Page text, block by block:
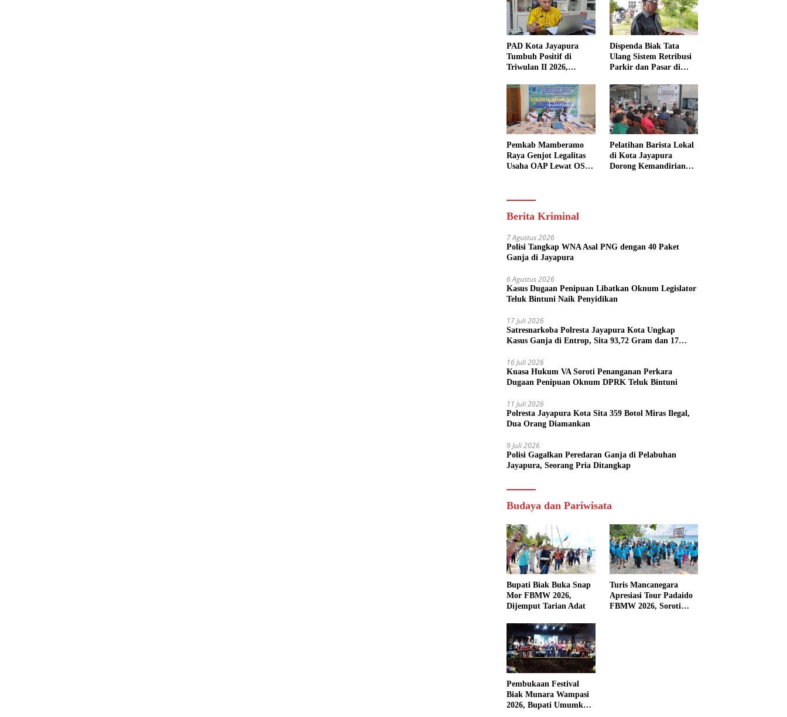
PAD Kota Jayapura
Tumbuh Positif di
Triwulan II 2026,
Target
Dispenda Biak Tata
Ulang Sistem Retribusi
Parkir dan Pasar di
Pemkab Mamberamo
Raya Genjot Legalitas
Usaha OAP Lewat OSS,
Pelatihan Barista Lokal
di Kota Jayapura
Dorong Kemandirian
Berita Kriminal
7 Agustus 2026
Polisi Tangkap WNA Asal PNG dengan 40 Paket
Ganja di Jayapura
6 Agustus 2026
Kasus Dugaan Penipuan Libatkan Oknum Legislator
Teluk Bintuni Naik Penyidikan
17 Juli 2026
Satresnarkoba Polresta Jayapura Kota Ungkap
Kasus Ganja di Entrop, Sita 93,72 Gram dan 17
16 Juli 2026
Kuasa Hukum VA Soroti Penanganan Perkara
Dugaan Penipuan Oknum DPRK Teluk Bintuni
11 Juli 2026
Polresta Jayapura Kota Sita 359 Botol Miras Ilegal,
Dua Orang Diamankan
9 Juli 2026
Polisi Gagalkan Peredaran Ganja di Pelabuhan
Jayapura, Seorang Pria Ditangkap
Budaya dan Pariwisata
Bupati Biak Buka Snap
Mor FBMW 2026,
Dijemput Tarian Adat
Turis Mancanegara
Apresiasi Tour Padaido
FBMW 2026, Soroti
Pembukaan Festival
Biak Munara Wampasi
2026, Bupati Umumkan